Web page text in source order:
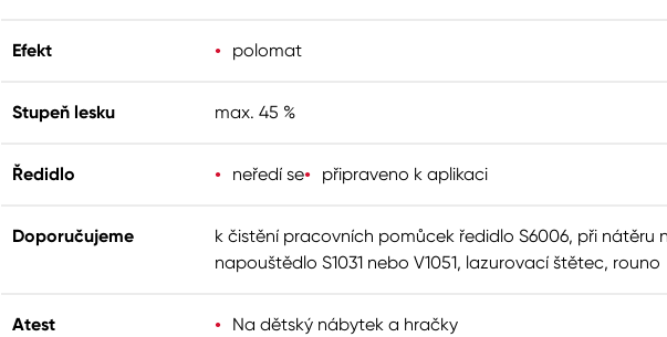
Efekt polomat
Stupeň lesku max. 45 %
Ředidlo neředí se připraveno k aplikaci
Doporučujeme
k čistění pracovních pomůcek ředidlo S6006, při nátěru
napouštědlo S1031 nebo V1051, lazurovací štětec, rouno
Atest Na dětský nábytek a hračky